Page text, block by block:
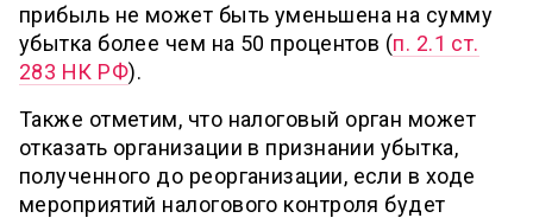
прибыль не может быть уменьшена на сумму
убытка более чем на 50 процентов (п. 2.1 ст.
283 НК РФ).
Также отметим, что налоговый орган может
отказать организации в признании убытка,
полученного до реорганизации, если в ходе
мероприятий налогового контроля будет